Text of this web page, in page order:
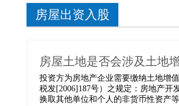
房屋出资入股
房屋土地是否会涉及土地
投资方为房地产企业需要缴纳土地增
税发[2006]187号）之规定：房地产
换取其他单位和个人的非货币性资产